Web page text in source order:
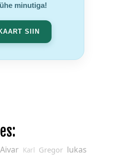
minutiga!
SIIN
Aivar Karl Gregor lukas